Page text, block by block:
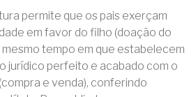
permite que os pais exerçam
em favor do filho (doação do
mesmo tempo em que estabelecem
jurídico perfeito e acabado com o
e venda), conferindo